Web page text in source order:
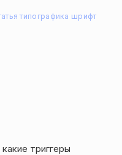
типографика шрифт
триггеры